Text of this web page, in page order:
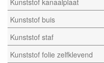
Kunststof buis
Kunststof staf
Kunststof folie zelfklevend